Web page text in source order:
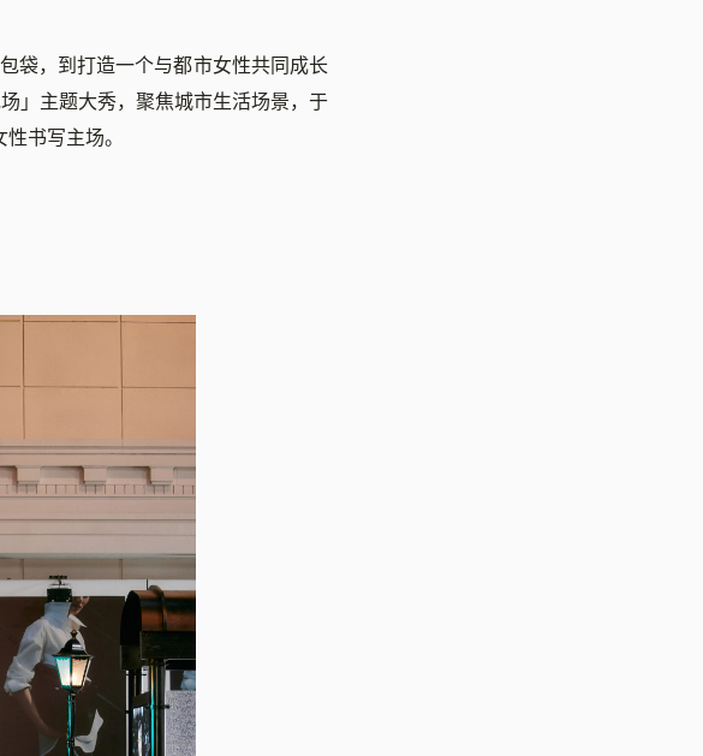
袋，到打造一个与都市女性共同成长
」主题大秀，聚焦城市生活场景，于
书写主场。